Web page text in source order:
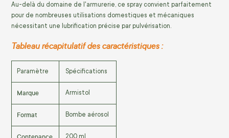
Au-delà du domaine de l'armurerie, ce spray convient parfaitement
pour de nombreuses utilisations domestiques et mécaniques
nécessitant une lubrification précise par pulvérisation.
Tableau récapitulatif des caractéristiques :
Paramètre Spécifications
Marque Armistol
Format Bombe aérosol
200 ml